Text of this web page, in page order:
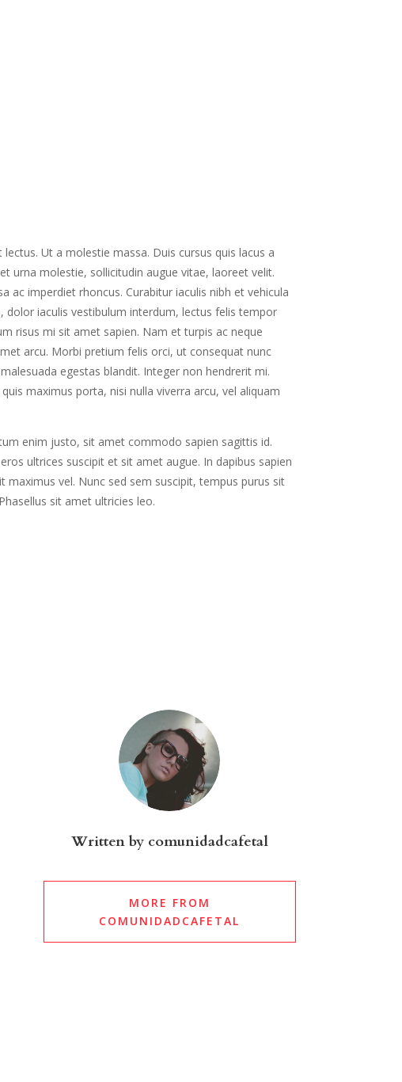
Ut a molestie massa. Duis cursus quis lacus a
urna molestie, sollicitudin augue vitae, laoreet velit.
ac imperdiet rhoncus. Curabitur iaculis nibh et vehicula
dolor iaculis vestibulum interdum, lectus felis tempor
risus mi sit amet sapien. Nam et turpis ac neque
arcu. Morbi pretium felis orci, ut consequat nunc
egestas blandit. Integer non hendrerit mi.
maximus porta, nisi nulla viverra arcu, vel aliquam
enim justo, sit amet commodo sapien sagittis id.
ultrices suscipit et sit amet augue. In dapibus sapien
maximus vel. Nunc sed sem suscipit, tempus purus sit
sit amet ultricies leo.
Written by comunidadcafetal
MORE FROM
COMUNIDADCAFETAL